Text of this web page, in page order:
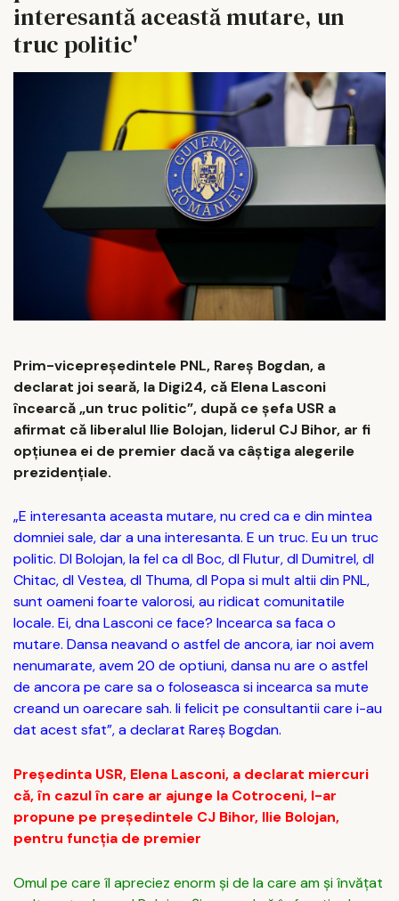
interesantă această mutare, un
truc politic'
Prim-vicepreședintele PNL, Rareș Bogdan, a
declarat joi seară, la Digi24, că Elena Lasconi
încearcă „un truc politic”, după ce șefa USR a
afirmat că liberalul Ilie Bolojan, liderul CJ Bihor, ar fi
opţiunea ei de premier dacă va câştiga alegerile
prezidenţiale.
„E interesanta aceasta mutare, nu cred ca e din mintea
domniei sale, dar a una interesanta. E un truc. Eu un truc
politic. Dl Bolojan, la fel ca dl Boc, dl Flutur, dl Dumitrel, dl
Chitac, dl Vestea, dl Thuma, dl Popa si mult altii din PNL,
sunt oameni foarte valorosi, au ridicat comunitatile
locale. Ei, dna Lasconi ce face? Incearca sa faca o
mutare. Dansa neavand o astfel de ancora, iar noi avem
nenumarate, avem 20 de optiuni, dansa nu are o astfel
de ancora pe care sa o foloseasca si incearca sa mute
creand un oarecare sah. Ii felicit pe consultantii care i-au
dat acest sfat”, a declarat Rareș Bogdan.
Preşedinta USR, Elena Lasconi, a declarat miercuri
că, în cazul în care ar ajunge la Cotroceni, l-ar
propune pe preşedintele CJ Bihor, Ilie Bolojan,
pentru funcţia de premier
Omul pe care îl apreciez enorm şi de la care am şi învăţat